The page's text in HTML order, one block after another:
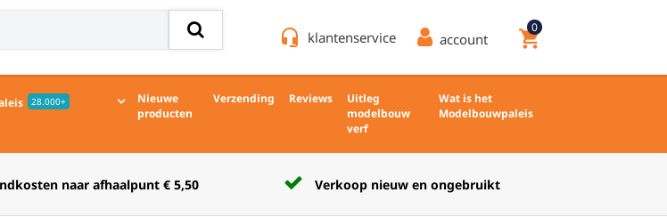
headset_mic klantenservice account shopping_cart
0
28.000+
Nieuwe
producten
Verzending Reviews
Uitleg
modelbouw
verf
Wat is het
Modelbouwpaleis
naar afhaalpunt € 5,50 Verkoop nieuw en ongebruikt